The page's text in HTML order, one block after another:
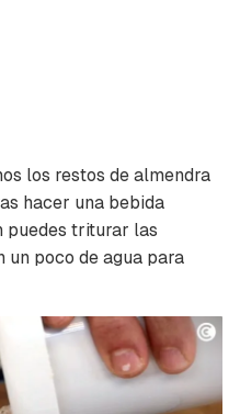
los restos de almendra
hacer una bebida
puedes triturar las
un poco de agua para